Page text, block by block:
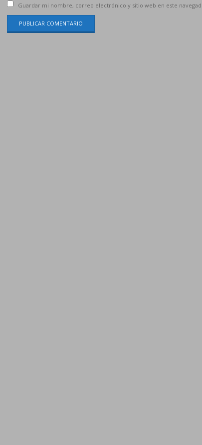
Guardar mi nombre, correo electrónico y sitio web en este